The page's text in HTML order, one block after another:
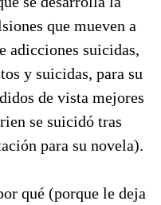
que mueven a
adicciones suicidas,
y suicidas, para su
de vista mejores
se suicidó tras
para su novela).
qué (porque le deja